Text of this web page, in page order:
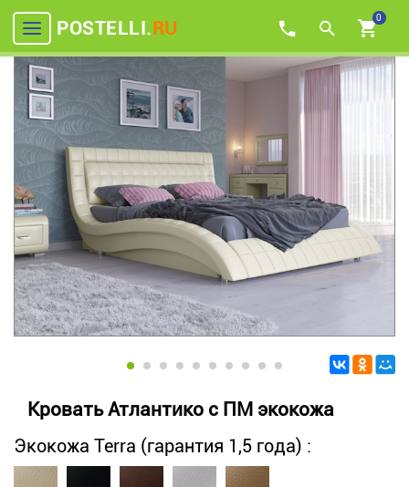
POSTELLI.RU 0
Кровать Атлантико с ПМ экокожа
Экокожа Terra (гарантия 1,5 года) :